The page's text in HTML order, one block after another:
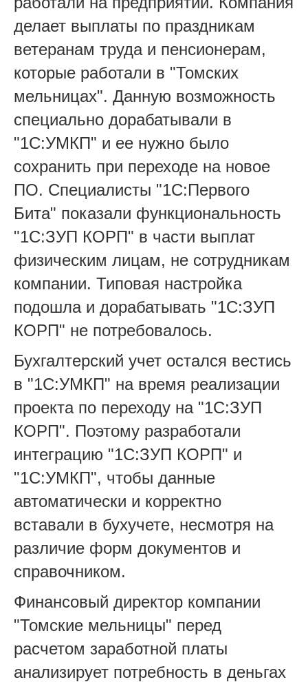
делает выплаты по праздникам
ветеранам труда и пенсионерам,
которые работали в "Томских
мельницах". Данную возможность
специально дорабатывали в
"1С:УМКП" и ее нужно было
сохранить при переходе на новое
ПО. Специалисты "1С:Первого
Бита" показали функциональность
"1С:ЗУП КОРП" в части выплат
физическим лицам, не сотрудникам
компании. Типовая настройка
подошла и дорабатывать "1С:ЗУП
КОРП" не потребовалось.
Бухгалтерский учет остался вестись
в "1С:УМКП" на время реализации
проекта по переходу на "1С:ЗУП
КОРП". Поэтому разработали
интеграцию "1С:ЗУП КОРП" и
"1С:УМКП", чтобы данные
автоматически и корректно
вставали в бухучете, несмотря на
различие форм документов и
справочником.
Финансовый директор компании
"Томские мельницы" перед
расчетом заработной платы
анализирует потребность в деньгах